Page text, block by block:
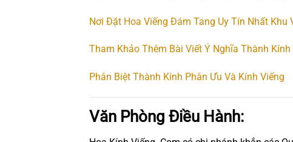
Nơi Đặt Hoa Viếng Đám Tang Uy Tín Nhất Khu
Tham Khảo Thêm Bài Viết Ý Nghĩa Thành
Phân Biệt Thành Kính Phân Ưu Và Kính Viếng
Văn Phòng Điều Hành: